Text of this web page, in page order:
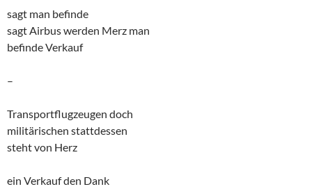
sagt man befinde
sagt Airbus werden Merz man
befinde Verkauf
–
Transportflugzeugen doch
militärischen stattdessen
steht von Herz
ein Verkauf den Dank